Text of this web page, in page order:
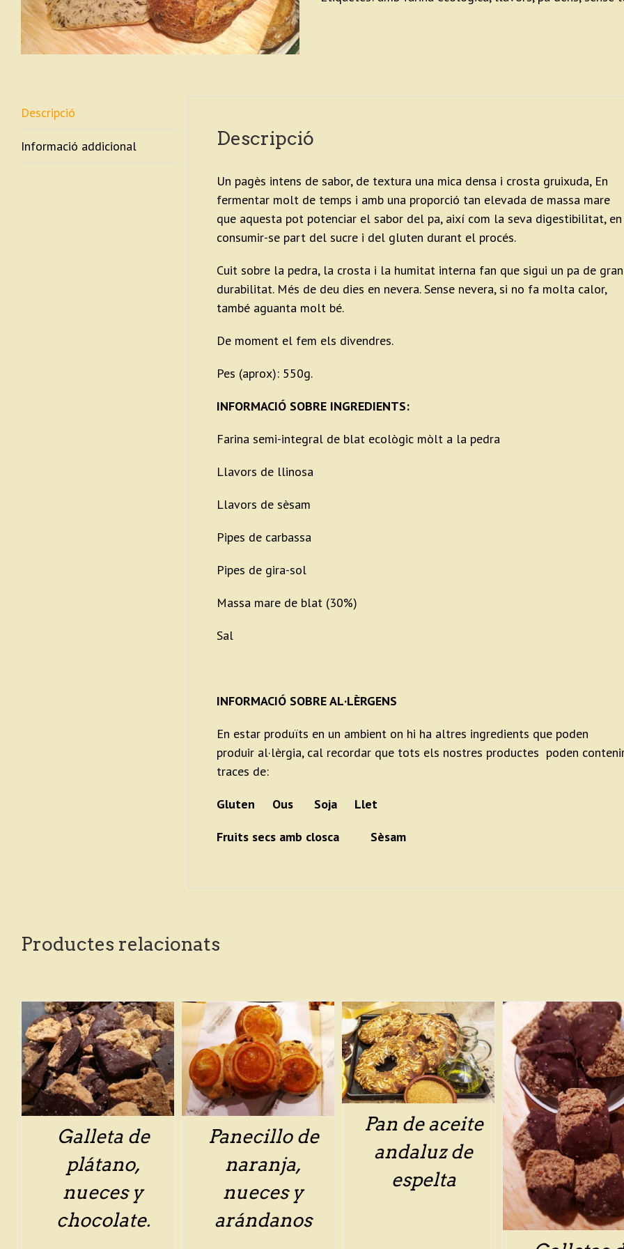
Descripció
Informació addicional Descripció
Un pagès intens de sabor, de textura una mica densa i crosta gruixuda, En
fermentar molt de temps i amb una proporció tan elevada de massa mare
que aquesta pot potenciar el sabor del pa, així com la seva digestibilitat, en
consumir-se part del sucre i del gluten durant el procés.
Cuit sobre la pedra, la crosta i la humitat interna fan que sigui un pa de gran
durabilitat. Més de deu dies en nevera. Sense nevera, si no fa molta calor,
també aguanta molt bé.
De moment el fem els divendres.
Pes (aprox): 550g.
INFORMACIÓ SOBRE INGREDIENTS:
Farina semi-integral de blat ecològic mòlt a la pedra
Llavors de llinosa
Llavors de sèsam
Pipes de carbassa
Pipes de gira-sol
Massa mare de blat (30%)
Sal
INFORMACIÓ SOBRE AL·LÈRGENS
En estar produïts en un ambient on hi ha altres ingredients que poden
produir al·lèrgia, cal recordar que tots els nostres productes poden
traces de:
Gluten Ous Soja Llet
Fruits secs amb closca Sèsam
Productes relacionats
Galleta de
plátano,
nueces y
chocolate.
/ DETALLS
Panecillo de
naranja,
nueces y
arándanos
/ DETALLS
Pan de aceite
andaluz de
espelta
/ DETALLS